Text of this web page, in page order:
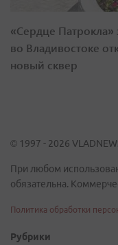
«Сердце Патрокла»
во Владивостоке
новый сквер
© 1997 - 2026
При любом
обязательна.
Политика обработки
Рубрики